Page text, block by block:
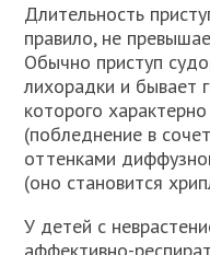
Длительность
правило, не
Обычно приступ
лихорадки и бывает
которого
(побледнение в
оттенками
(оно становится
У детей с